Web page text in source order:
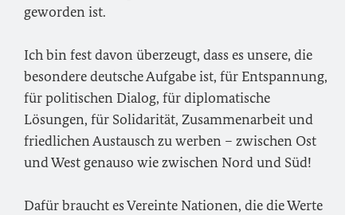
geworden ist.
Ich bin fest davon überzeugt, dass es unsere, die
besondere deutsche Aufgabe ist, für Entspannung,
für politischen Dialog, für diplomatische
Lösungen, für Solidarität, Zusammenarbeit und
friedlichen Austausch zu werben – zwischen Ost
und West genauso wie zwischen Nord und Süd!
Dafür braucht es Vereinte Nationen, die die Werte